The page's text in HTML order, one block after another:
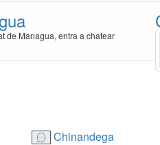
de Managua, entra a chatear
Chinandega